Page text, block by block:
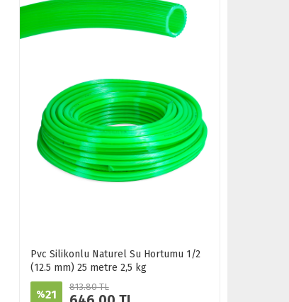
Pvc Silikonlu Naturel Su Hortumu 1/2
(12.5 mm) 25 metre 2,5 kg
%21
813.80 TL